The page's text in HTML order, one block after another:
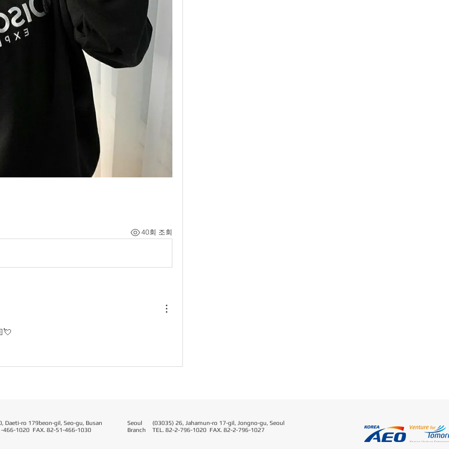
40회 조회
Daeti-ro 179beon-gil, Seo-gu, Busan
466-1020 FAX. 82-51-466-1030
Seoul​
Branch
(03035) 26, Jahamun-ro 17-gil, Jongno-gu, Seoul
TEL. 82-2-796-1020 FAX. 82-2-796-1027